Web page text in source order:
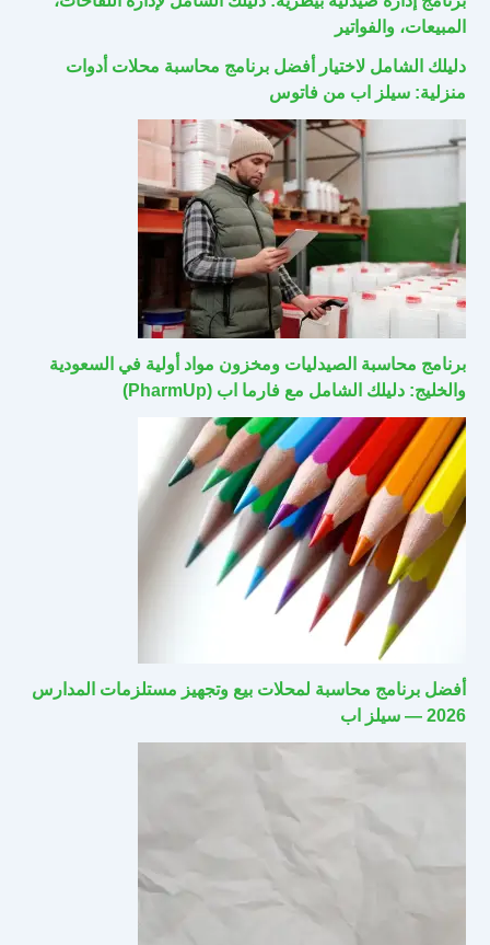
المبيعات، والفواتير
دليلك الشامل لاختيار أفضل برنامج محاسبة محلات أدوات
منزلية: سيلز اب من فاتوس
برنامج محاسبة الصيدليات ومخزون مواد أولية في السعودية
والخليج: دليلك الشامل مع فارما اب (PharmUp)
أفضل برنامج محاسبة لمحلات بيع وتجهيز مستلزمات المدارس
2026 — سيلز اب